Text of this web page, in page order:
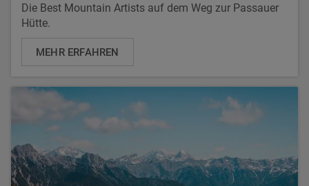
Die Best Mountain Artists auf dem Weg zur Passauer
Hütte.
MEHR ERFAHREN